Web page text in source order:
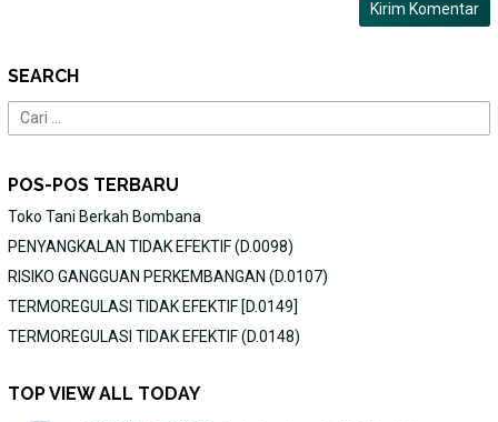
SEARCH
Cari
untuk:
POS-POS TERBARU
Toko Tani Berkah Bombana
PENYANGKALAN TIDAK EFEKTIF (D.0098)
RISIKO GANGGUAN PERKEMBANGAN (D.0107)
TERMOREGULASI TIDAK EFEKTIF [D.0149]
TERMOREGULASI TIDAK EFEKTIF (D.0148)
TOP VIEW ALL TODAY